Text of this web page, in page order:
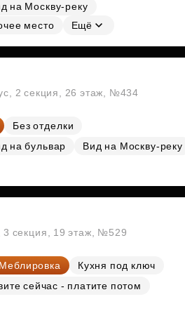
на Москву-реку
место
Ещё
2 секция, 26 этаж, №434
Без отделки
на бульвар
Вид на Москву-реку
секция, 19 этаж, №529
Меблировка
Кухня под ключ
сейчас - платите потом